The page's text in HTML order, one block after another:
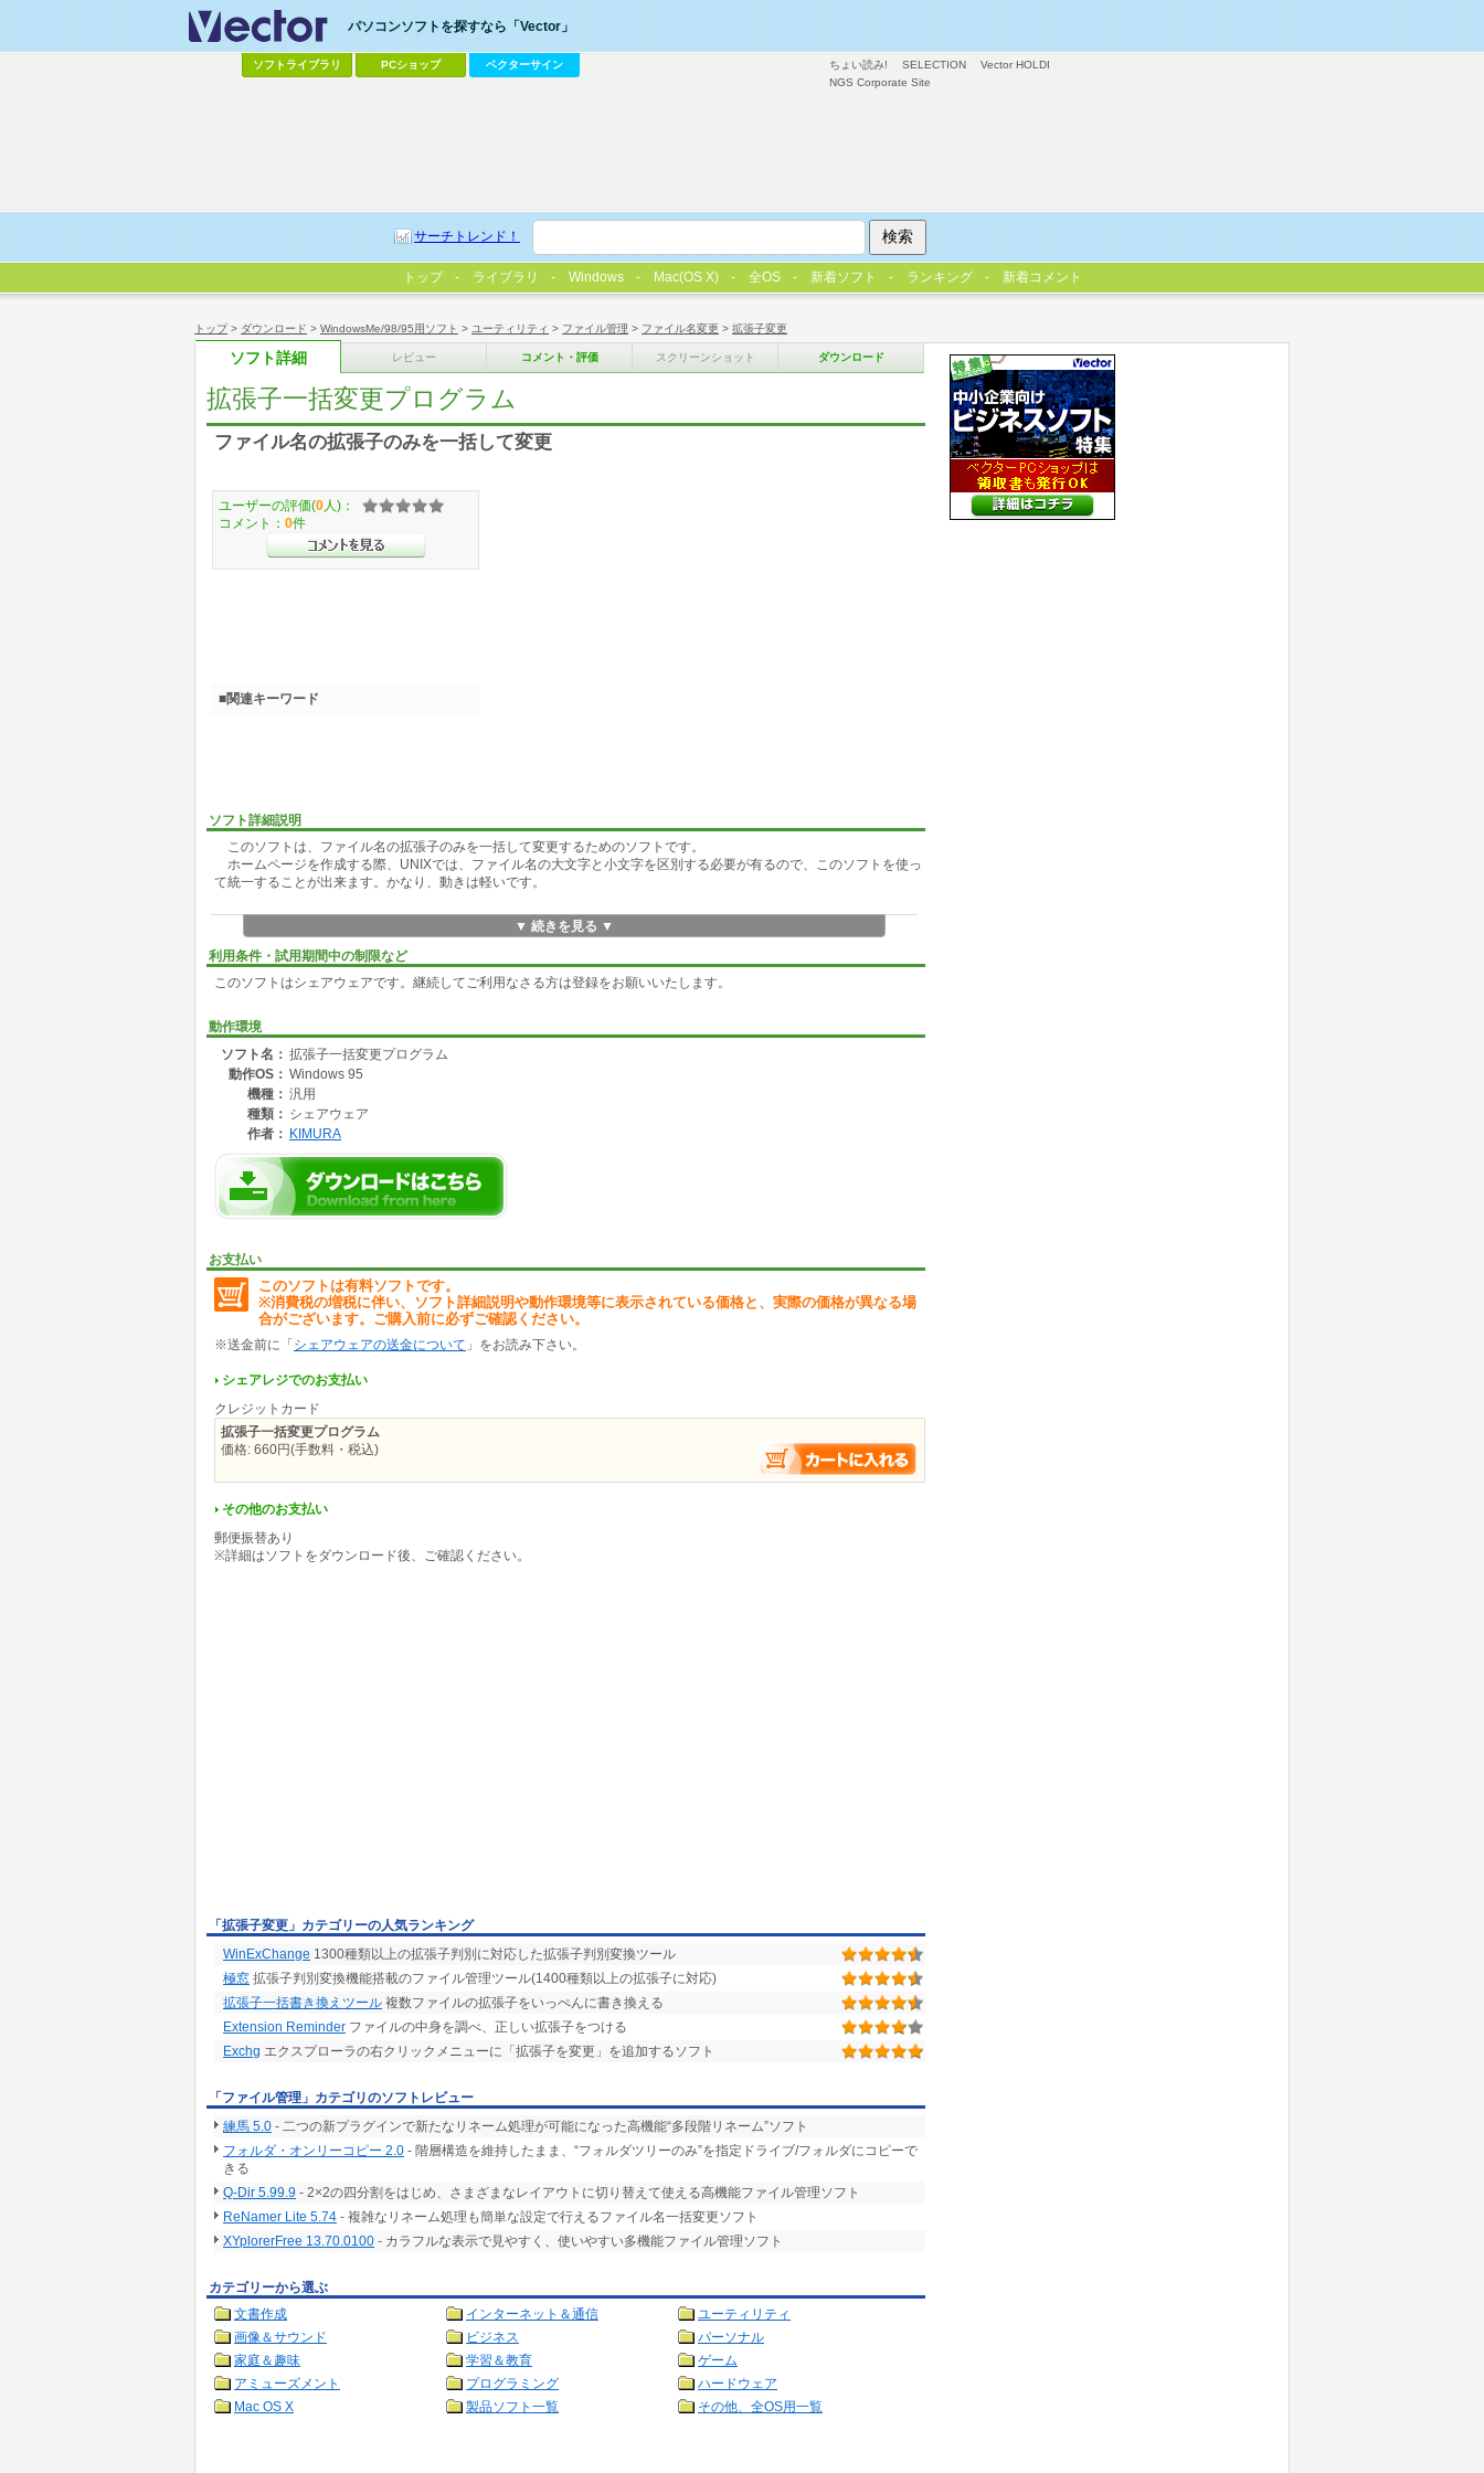
トップ> ダウンロード > WindowsMe/98/95用ソフト > ユーティリティ > ファイル管理 > ファイル名変更 > 拡張子変更
ソフト詳細 レビュー コメント・評価 スクリーンショット ダウンロード
拡張子一括変更プログラム
ファイル名の拡張子のみを一括して変更
ソフト詳細説明
このソフトは、ファイル名の拡張子のみを一括して変更するためのソフトです。
ホームページを作成する際、UNIXでは、ファイル名の大文字と小文字を区別する必要が有るので、このソフトを使っ
て統一することが出来ます。かなり、動きは軽いです。
▼ 続きを見る ▼
利用条件・試用期間中の制限など
このソフトはシェアウェアです。継続してご利用なさる方は登録をお願いいたします。
動作環境
ソフト名： 拡張子一括変更プログラム
動作OS： Windows 95
機種： 汎用
種類： シェアウェア
作者： KIMURA
お支払い
このソフトは有料ソフトです。
※消費税の増税に伴い、ソフト詳細説明や動作環境等に表示されている価格と、実際の価格が異なる場
合がございます。ご購入前に必ずご確認ください。
※送金前に「 シェアウェアの送金について 」をお読み下さい。
シェアレジでのお支払い
クレジットカード
拡張子一括変更プログラム
価格: 660円(手数料・税込)
その他のお支払い
郵便振替あり
※詳細はソフトをダウンロード後、ご確認ください。
ユーザーの評価(0 人)：
コメント： 0件
■関連キーワード
「拡張子変更」カテゴリーの人気ランキング
WinExChange 1300種類以上の拡張子判別に対応した拡張子判別変換ツール
極窓 拡張子判別変換機能搭載のファイル管理ツール(1400種類以上の拡張子に対応)
拡張子一括書き換えツール 複数ファイルの拡張子をいっぺんに書き換える
Extension Reminder ファイルの中身を調べ、正しい拡張子をつける
Exchg エクスプローラの右クリックメニューに「拡張子を変更」を追加するソフト
「ファイル管理」カテゴリのソフトレビュー
練馬 5.0 - 二つの新プラグインで新たなリネーム処理が可能になった高機能“多段階リネーム”ソフト
フォルダ・オンリーコピー 2.0 - 階層構造を維持したまま、“フォルダツリーのみ”を指定ドライブ/フォルダにコピーで
きる
Q-Dir 5.99.9 - 2×2の四分割をはじめ、さまざまなレイアウトに切り替えて使える高機能ファイル管理ソフト
ReNamer Lite 5.74 - 複雑なリネーム処理も簡単な設定で行えるファイル名一括変更ソフト
XYplorerFree 13.70.0100 - カラフルな表示で見やすく、使いやすい多機能ファイル管理ソフト
カテゴリーから選ぶ
文書作成
インターネット＆通信
ユーティリティ
画像＆サウンド
ビジネス
パーソナル
家庭＆趣味
学習＆教育
ゲーム
アミューズメント
プログラミング
ハードウェア
Mac OS X
製品ソフト一覧 その他、全OS用一覧
ちょい読み! SELECTION
Vector HOLDI
NGS Corporate Site
パソコンソフトを探すなら「Vector」
ソフトライブラリ PCショップ ベクターサイン
サーチトレンド！
トップ ライブラリ Windows Mac(OS X) 全OS 新着ソフト ランキング 新着コメント